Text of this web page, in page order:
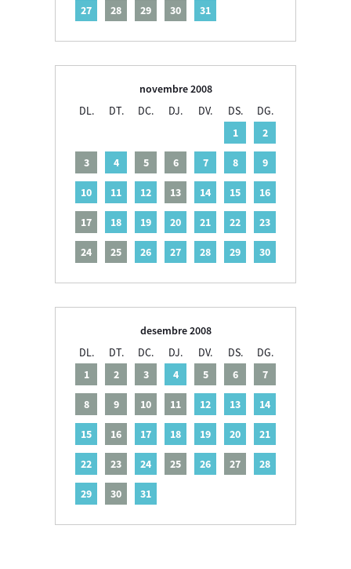
27 28 29 30 31
novembre 2008
DL.
DT. DC. DJ. DV. DS.
DG.
1
2
3 4 5 6 7 8 9
10 11 12 13 14 15 16
17 18 19 20 21 22 23
24 25 26 27 28 29 30
desembre 2008
DL.
DT. DC. DJ. DV. DS.
DG.
1
2 3 4 5 6 7
8 9 10 11 12 13 14
15 16 17 18 19 20 21
22 23 24 25 26 27 28
29 30 31